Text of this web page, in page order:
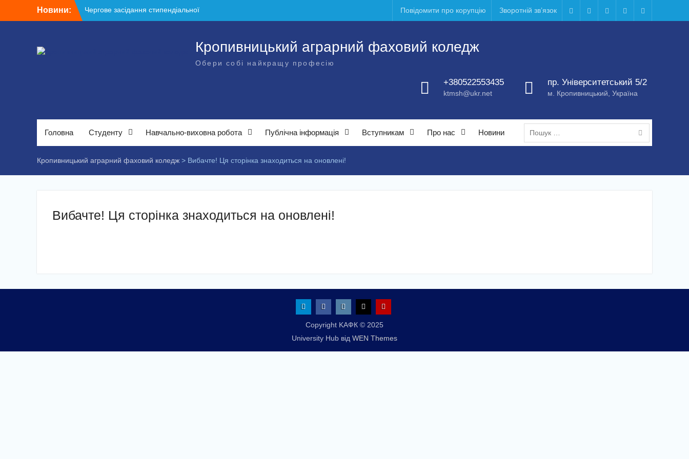
Новини:
Чергове засідання стипендіальної
комісії: основні рішення
Крок до сучасної підприємницької освіти
TelegramFacebookInstagram
X Youtube
Повідомити про корупцію Зворотній зв’язок
Кропивницький аграрний фаховий коледж
Обери собі найкращу професію
+380522553435
ktmsh@ukr.net
пр. Університетський 5/2
м. Кропивницький, Україна
Головна Студенту Навчально-виховна робота Публічна інформація Вступникам Про нас Новини
Пошук:
Кропивницький аграрний фаховий коледж > Вибачте! Ця сторінка знаходиться на оновлені!
Вибачте! Ця сторінка знаходиться на оновлені!
Copyright KАФК © 2025
University Hub від WEN Themes